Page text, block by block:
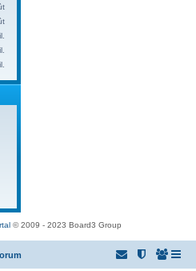
© 2009 - 2023 Board3 Group